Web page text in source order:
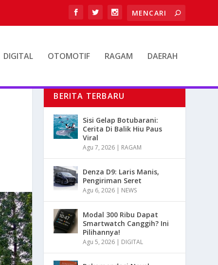
DIGITAL OTOMOTIF RAGAM DAERAH
BERITA TERBARU
Sisi Gelap Botubarani:
Cerita Di Balik Hiu Paus
Viral
Agu 7, 2026 | RAGAM
Denza D9: Laris Manis,
Pengiriman Seret
Agu 6, 2026 | NEWS
Modal 300 Ribu Dapat
Smartwatch Canggih? Ini
Pilihannya!
Agu 5, 2026 | DIGITAL